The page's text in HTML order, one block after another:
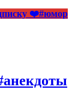
❤️#юмор